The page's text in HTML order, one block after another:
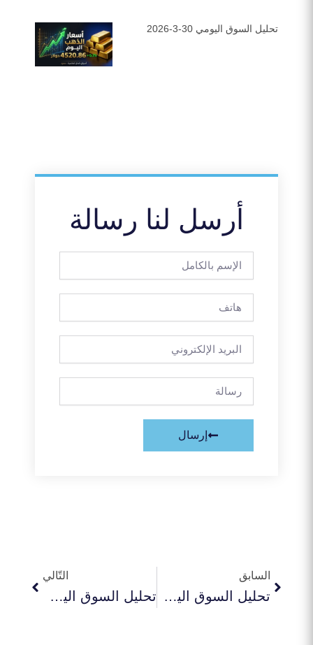
تحليل السوق اليومي 30-3-2026
أرسل لنا رسالة
بالكامل
الإلكتروني
إرسال
السابق
تحليل السوق اليومي 24-2-2026
التّالي
تحليل السوق اليومي 26-2-2026